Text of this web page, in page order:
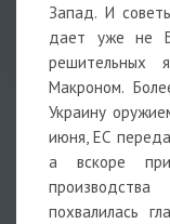
Запад. И
дает уже не
решительных
Макроном.
Украину
июня, ЕС
а вскоре
похвалилась